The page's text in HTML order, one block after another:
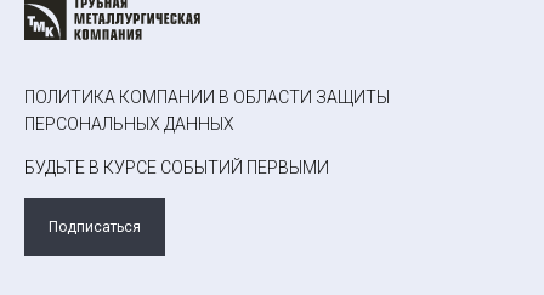
ПОЛИТИКА КОМПАНИИ В ОБЛАСТИ ЗАЩИТЫ
ПЕРСОНАЛЬНЫХ ДАННЫХ
БУДЬТЕ В КУРСЕ СОБЫТИЙ ПЕРВЫМИ
Подписаться